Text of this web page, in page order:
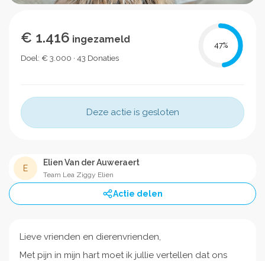
€ 1.416 ingezameld
Doel: € 3.000 · 43 Donaties
47%
Deze actie is gesloten
E
Elien Van der Auweraert
Team Lea Ziggy Elien
Actie delen
Lieve vrienden en dierenvrienden,
Met pijn in mijn hart moet ik jullie vertellen dat ons